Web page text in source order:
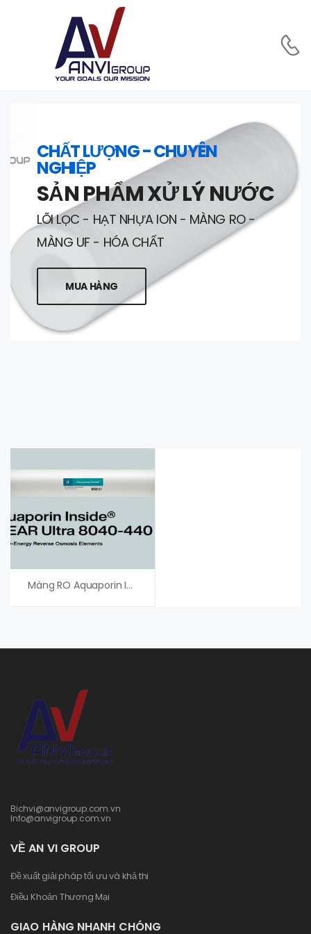
CHẤT LƯỢNG - CHUYÊN
NGHIỆP
SẢN PHẨM XỬ LÝ NƯỚC
LÕI LỌC - HẠT NHỰA ION - MÀNG RO -
MÀNG UF - HÓA CHẤT
MUA HÀNG
Màng RO Aquaporin Inside Clear Ultra 8040-440 – Giá Tốt
Bichvi@anvigroup.com.vn
Info@anvigroup.com.vn
VỀ AN VI GROUP
Đề xuất giải pháp tối ưu và khả thi
Điều Khoản Thương Mại
GIAO HÀNG NHANH CHÓNG